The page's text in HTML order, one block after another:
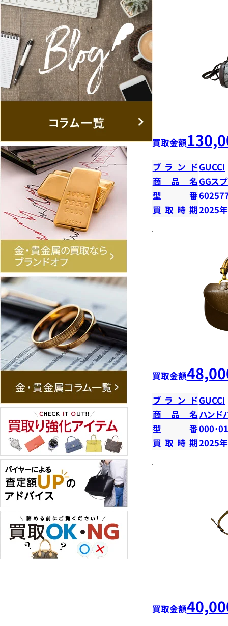
買取金額
ブランドGUCCI
商品名 GGス
型番
買取時期2025
買取金額
ブランドGUCCI
商品名 ハンド
型番000･
買取時期2025
買取金額